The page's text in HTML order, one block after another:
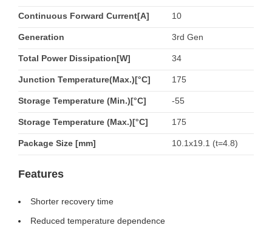
Continuous Forward Current[A] 10
Generation 3rd Gen
Total Power Dissipation[W] 34
Junction Temperature(Max.)[°C] 175
Storage Temperature (Min.)[°C] -55
Storage Temperature (Max.)[°C] 175
Package Size [mm] 10.1x19.1 (t=4.8)
Features
Shorter recovery time
Reduced temperature dependence